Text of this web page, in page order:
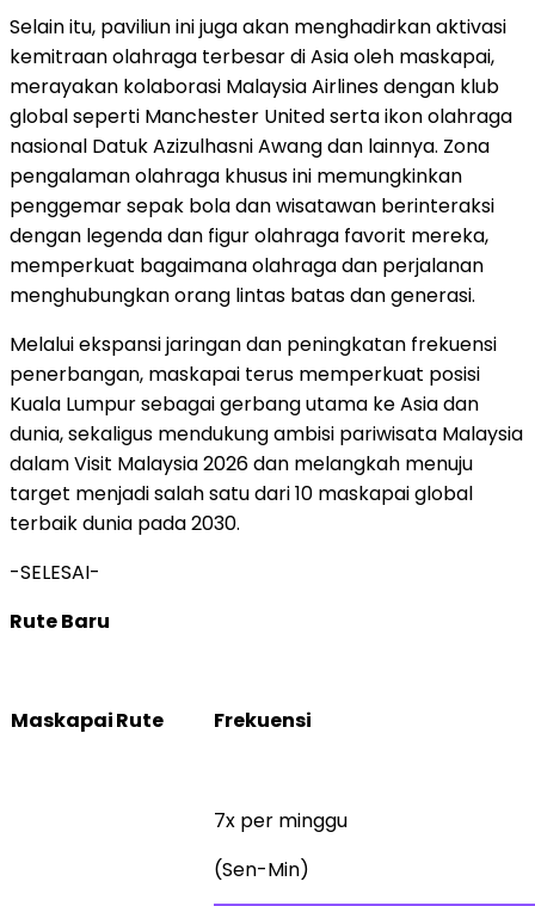
Selain itu, paviliun ini juga akan menghadirkan aktivasi
kemitraan olahraga terbesar di Asia oleh maskapai,
merayakan kolaborasi Malaysia Airlines dengan klub
global seperti Manchester United serta ikon olahraga
nasional Datuk Azizulhasni Awang dan lainnya. Zona
pengalaman olahraga khusus ini memungkinkan
penggemar sepak bola dan wisatawan berinteraksi
dengan legenda dan figur olahraga favorit mereka,
memperkuat bagaimana olahraga dan perjalanan
menghubungkan orang lintas batas dan generasi.
Melalui ekspansi jaringan dan peningkatan frekuensi
penerbangan, maskapai terus memperkuat posisi
Kuala Lumpur sebagai gerbang utama ke Asia dan
dunia, sekaligus mendukung ambisi pariwisata Malaysia
dalam Visit Malaysia 2026 dan melangkah menuju
target menjadi salah satu dari 10 maskapai global
terbaik dunia pada 2030.
-SELESAI-
Rute Baru
MaskapaiRute Frekuensi
7x per minggu
(Sen-Min)